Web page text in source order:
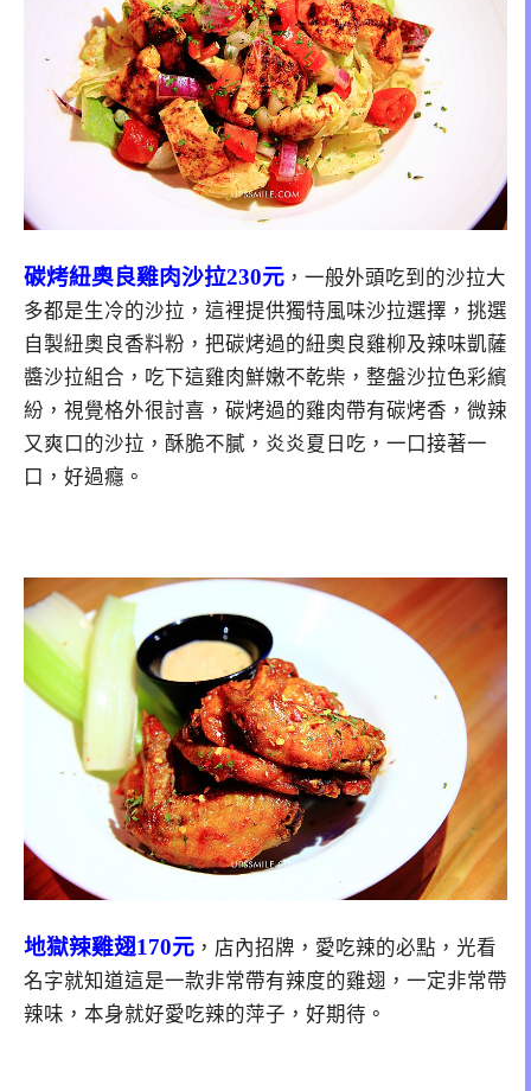
碳烤紐奧良雞肉沙拉230元 ，一般外頭吃到的沙拉大
多都是生冷的沙拉，這裡提供獨特風味沙拉選擇，挑選
自製紐奧良香料粉，把碳烤過的紐奧良雞柳及辣味凱薩
醬沙拉組合，吃下這雞肉鮮嫩不乾柴，整盤沙拉色彩繽
紛，視覺格外很討喜，碳烤過的雞肉帶有碳烤香， 微辣
又爽口的沙拉，酥脆不膩，炎炎夏日吃，一口接著一
口，好過癮。
地獄辣雞翅170元 ，店內招牌，愛吃辣的必點，光看
名字就知道這是一款非常帶有辣度的雞翅，一定非常帶
辣味，本身就好愛吃辣的萍子，好期待。